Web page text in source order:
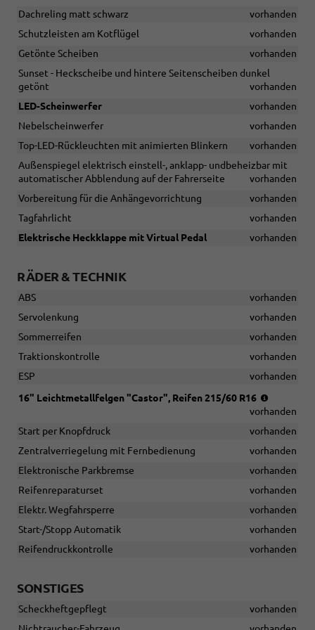
Dachreling matt schwarz
vorhanden
Schutzleisten am Kotflügel
vorhanden
Getönte Scheiben
vorhanden
Sunset - Heckscheibe und hintere Seitenscheiben dunkel
getönt
vorhanden
LED-Scheinwerfer
vorhanden
Nebelscheinwerfer
vorhanden
Top-LED-Rückleuchten mit animierten Blinkern
vorhanden
Außenspiegel elektrisch einstell-, anklapp- undbeheizbar mit
automatischer Abblendung auf der Fahrerseite
vorhanden
Vorbereitung für die Anhängevorrichtung
vorhanden
Tagfahrlicht
vorhanden
Elektrische Heckklappe mit Virtual Pedal
vorhanden
RÄDER & TECHNIK
ABS
vorhanden
Servolenkung
vorhanden
Sommerreifen
vorhanden
Traktionskontrolle
vorhanden
ESP
vorhanden
16" Leichtmetallfelgen "Castor", Reifen 215/60 R16
215/60
vorhanden
Start per Knopfdruck
vorhanden
Zentralverriegelung mit Fernbedienung
vorhanden
Elektronische Parkbremse
vorhanden
Reifenreparaturset
vorhanden
Elektr. Wegfahrsperre
vorhanden
Start-/Stopp Automatik
vorhanden
Reifendruckkontrolle
vorhanden
SONSTIGES
Scheckheftgepflegt
vorhanden